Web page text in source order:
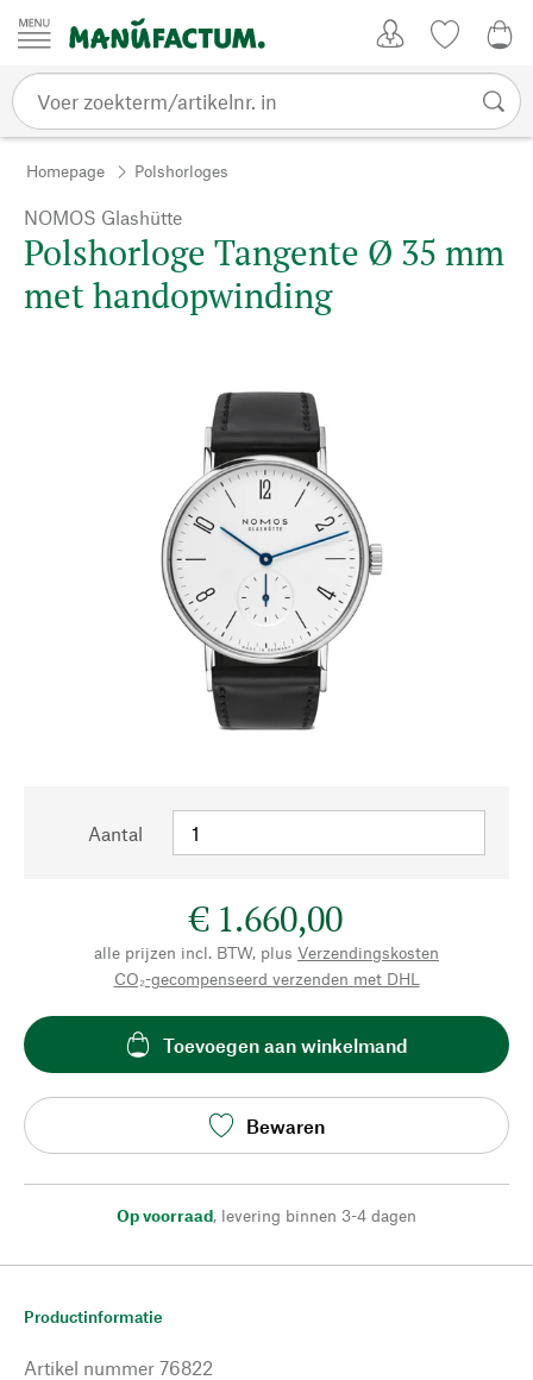
Passer au contenu
Homepage Polshorloges
NOMOS Glashütte
Polshorloge Tangente Ø 35 mm
met handopwinding
Aantal
€ 1.660,00
alle prijzen incl. BTW, plus Verzendingskosten
CO₂-gecompenseerd verzenden met DHL
Toevoegen aan winkelmand
Bewaren
Op voorraad, levering binnen 3-4 dagen
Productinformatie
Artikel nummer 76822